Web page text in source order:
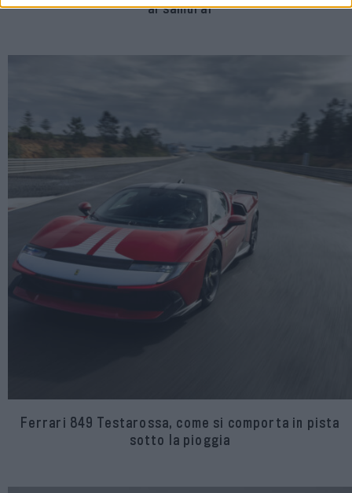
ai samurai
Ferrari 849 Testarossa, come si comporta in pista
sotto la pioggia